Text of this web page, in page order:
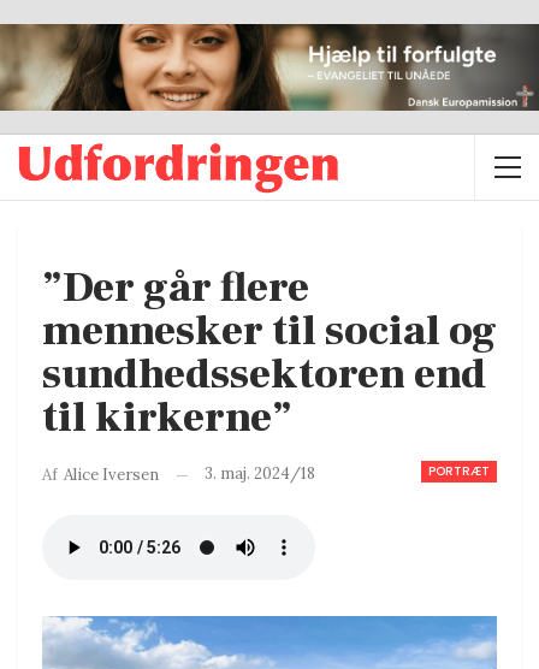
”Der går flere
mennesker til social og
sundhedssektoren end
til kirkerne”
PORTRÆT
Af Alice Iversen 3. maj. 2024/18